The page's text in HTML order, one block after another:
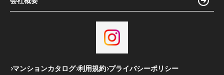
マンションカタログ 利用規約 プライバシーポリシー